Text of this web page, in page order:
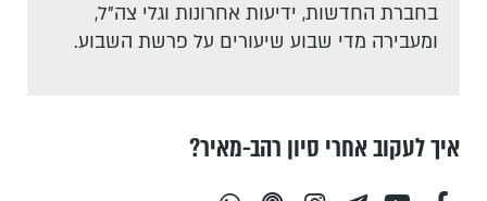
בחברת החדשות, ידיעות אחרונות וגלי צה"ל,
ומעבירה מדי שבוע שיעורים על פרשת השבוע.
איך לעקוב אחרי סיון רהב-מאיר?